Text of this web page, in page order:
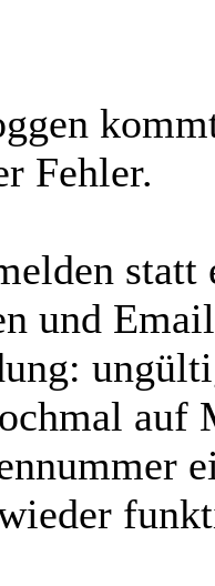
Fehler.
statt
und
auf